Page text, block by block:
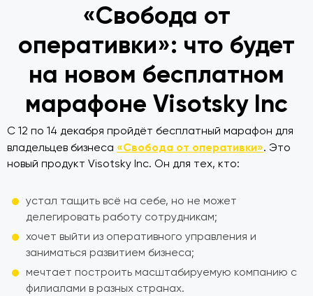
«Свобода от
оперативки»: что будет
на новом бесплатном
марафоне Visotsky Inc
С 12 по 14 декабря пройдёт бесплатный марафон для
владельцев бизнеса «Свобода от оперативки». Это
новый продукт Visotsky Inc. Он для тех, кто:
устал тащить всё на себе, но не может
делегировать работу сотрудникам;
хочет выйти из оперативного управления и
заниматься развитием бизнеса;
мечтает построить масштабируемую компанию с
филиалами в разных странах.